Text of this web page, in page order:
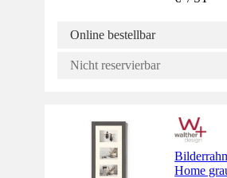
Online bestellbar
Nicht reservierbar
Home